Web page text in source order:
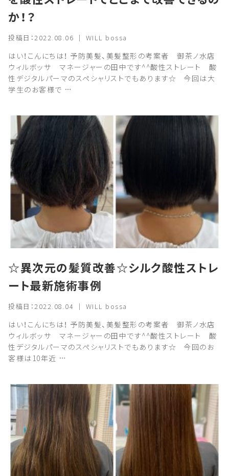
か！？
投稿日：2022.08.06 ｜ WILL bossa
はい！こんにちは！ 予防美髪、美髪整形の考案者 御茶ノ水店
ウィルボッサ マネージャーの田中です^^酸性ストレート 酸
性デジタルパーマのスペシャリストでもあります☆ 今回は大
学生のお客様で …
☆異次元の髪質改善☆シルク酸性ストレ
ート最新施術事例
投稿日：2022.08.04 ｜ WILL bossa
はい！こんにちは！ 予防美髪、美髪整形の考案者 御茶ノ水店
ウィルボッサ マネージャーの田中です^^酸性ストレート 酸
性デジタルパーマのスペシャリストでもあります☆ 今回のお
客様は10年近 …